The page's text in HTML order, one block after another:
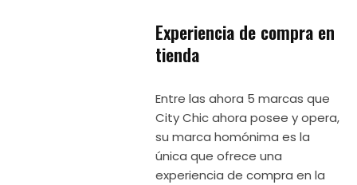
Experiencia de compra en
tienda
Entre las ahora 5 marcas que
City Chic ahora posee y opera,
su marca homónima es la
única que ofrece una
experiencia de compra en la